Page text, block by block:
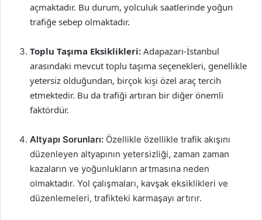
açmaktadır. Bu durum, yolculuk saatlerinde yoğun
trafiğe sebep olmaktadır.
Toplu Taşıma Eksiklikleri: Adapazarı-İstanbul
arasındaki mevcut toplu taşıma seçenekleri, genellikle
yetersiz olduğundan, birçok kişi özel araç tercih
etmektedir. Bu da trafiği artıran bir diğer önemli
faktördür.
Altyapı Sorunları: Özellikle özellikle trafik akışını
düzenleyen altyapının yetersizliği, zaman zaman
kazaların ve yoğunlukların artmasına neden
olmaktadır. Yol çalışmaları, kavşak eksiklikleri ve
düzenlemeleri, trafikteki karmaşayı artırır.